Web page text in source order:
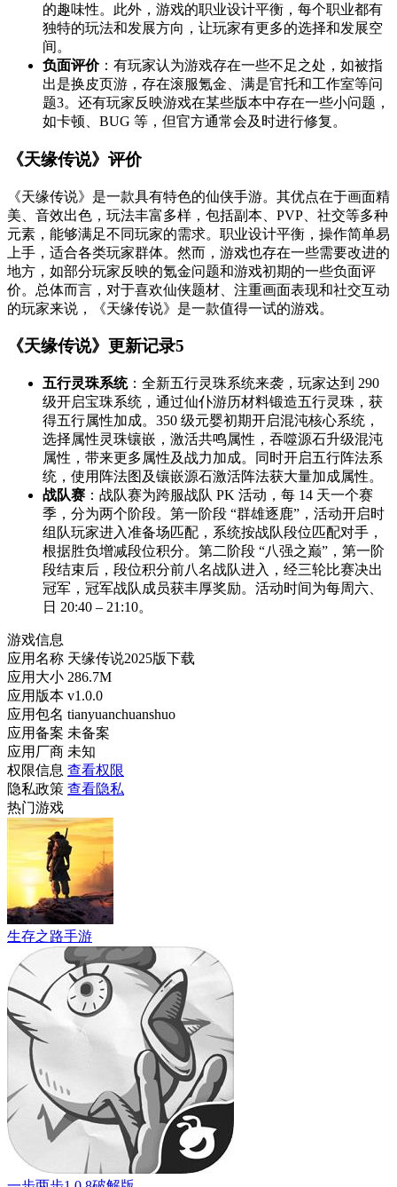
的趣味性。此外，游戏的职业设计平衡，每个职业都有
独特的玩法和发展方向，让玩家有更多的选择和发展空
间。
负面评价：有玩家认为游戏存在一些不足之处，如被指
出是换皮页游，存在滚服氪金、满是官托和工作室等问
题3。还有玩家反映游戏在某些版本中存在一些小问题，
如卡顿、BUG 等，但官方通常会及时进行修复。
《天缘传说》评价
《天缘传说》是一款具有特色的仙侠手游。其优点在于画面精
美、音效出色，玩法丰富多样，包括副本、PVP、社交等多种
元素，能够满足不同玩家的需求。职业设计平衡，操作简单易
上手，适合各类玩家群体。然而，游戏也存在一些需要改进的
地方，如部分玩家反映的氪金问题和游戏初期的一些负面评
价。总体而言，对于喜欢仙侠题材、注重画面表现和社交互动
的玩家来说，《天缘传说》是一款值得一试的游戏。
《天缘传说》更新记录5
五行灵珠系统：全新五行灵珠系统来袭，玩家达到 290
级开启宝珠系统，通过仙仆游历材料锻造五行灵珠，获
得五行属性加成。350 级元婴初期开启混沌核心系统，
选择属性灵珠镶嵌，激活共鸣属性，吞噬源石升级混沌
属性，带来更多属性及战力加成。同时开启五行阵法系
统，使用阵法图及镶嵌源石激活阵法获大量加成属性。
战队赛 ：战队赛为跨服战队 PK 活动，每 14 天一个赛
季，分为两个阶段。第一阶段 “群雄逐鹿”，活动开启时
组队玩家进入准备场匹配，系统按战队段位匹配对手，
根据胜负增减段位积分。第二阶段 “八强之巅”，第一阶
段结束后，段位积分前八名战队进入，经三轮比赛决出
冠军，冠军战队成员获丰厚奖励。活动时间为每周六、
日 20:40 – 21:10。
游戏信息
应用名称 天缘传说2025版下载
应用大小 286.7M
应用版本 v1.0.0
应用包名 tianyuanchuanshuo
应用备案 未备案
应用厂商 未知
权限信息 查看权限
隐私政策 查看隐私
热门游戏
生存之路手游